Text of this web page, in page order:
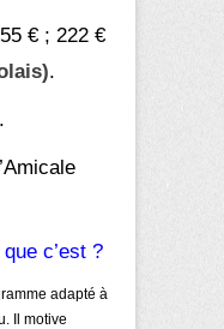
€ ; 222 €
.
c’est ?
adapté à
Il motive